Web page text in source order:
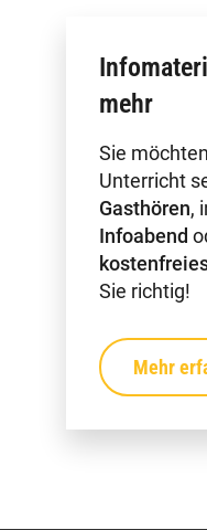
mehr
Sie
Unterricht
Gasthören,
Infoabend
Sie richtig!
Mehr